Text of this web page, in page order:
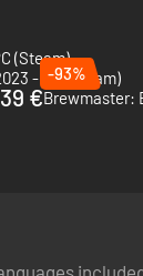
uitdaging,
(Steam)
- PC (Steam)
€
-93%
Brewmaster: